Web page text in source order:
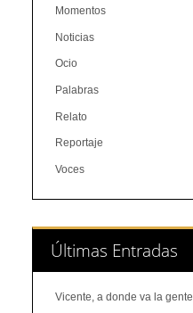
Momentos
Noticias
Ocio
Palabras
Relato
Reportaje
Voces
Últimas Entradas
Vicente, a donde va la gente